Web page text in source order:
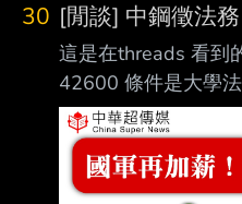
30 [閒談] 中鋼徵法
這是在threads 看到
42600 條件是大學
是要有律師執照 想
知道大家看法如何